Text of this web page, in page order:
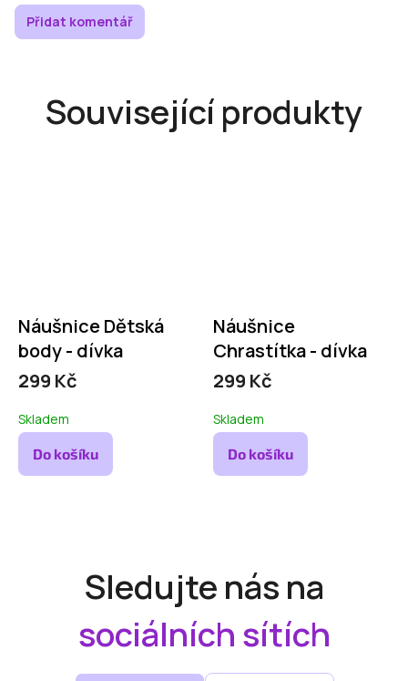
Související produkty
Náušnice Dětská
body - dívka
299 Kč
Skladem
Do košíku
Náušnice
Chrastítka - dívka
299 Kč
Skladem
Do košíku
Přidat komentář
Sledujte nás na
sociálních sítích